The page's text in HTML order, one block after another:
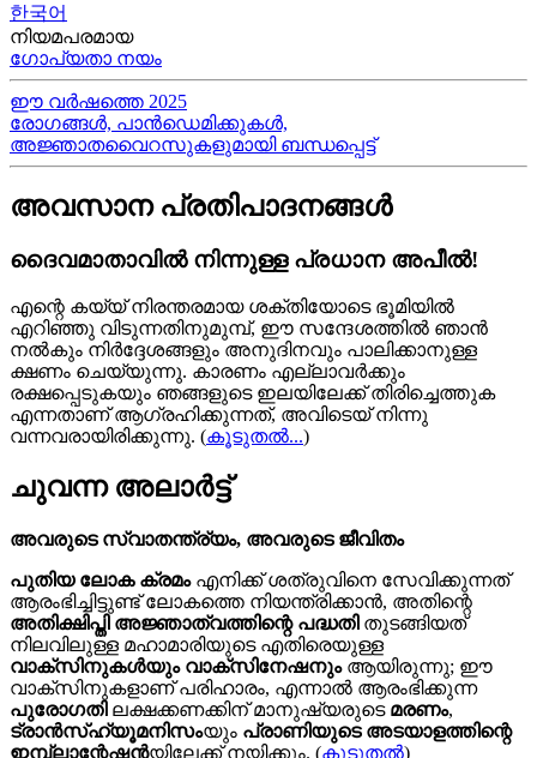
한국어
നിയമപരമായ
ഗോപ്യതാ നയം
ഈ വർഷത്തെ 2025
രോഗങ്ങൾ, പാൻഡെമിക്കുകൾ,
അജ്ഞാതവൈറസുകളുമായി ബന്ധപ്പെട്ട്
അവസാന പ്രതിപാദനങ്ങൾ
ദൈവമാതാവിൽ നിന്നുള്ള പ്രധാന അപീൽ!
എന്റെ കയ്യ്‍ നിരന്തരമായ ശക്തിയോടെ ഭൂമിയിൽ
എറിഞ്ഞു വിടുന്നതിനുമുമ്പ്, ഈ സന്ദേശത്തിൽ ഞാൻ
നൽകും നിർദ്ദേശങ്ങളും അനുദിനവും പാലിക്കാനുള്ള
ക്ഷണം ചെയ്യുന്നു. കാരണം എല്ലാവർക്കും
രക്ഷപ്പെടുകയും ഞങ്ങളുടെ ഇലയിലേക്ക് തിരിച്ചെത്തുക
എന്നതാണ് ആഗ്രഹിക്കുന്നത്, അവിടെയ്‍ നിന്നു
വന്നവരായിരിക്കുന്നു. (കൂടുതൽ...)
ചുവന്ന അലാർട്ട്
അവരുടെ സ്വാതന്ത്ര്യം, അവരുടെ ജീവിതം
പുതിയ ലോക ക്രമംഎനിക്ക് ശത്രുവിനെ സേവിക്കുന്നത്
ആരംഭിച്ചിട്ടുണ്ട് ലോകത്തെ നിയന്ത്രിക്കാൻ, അതിന്റെ
അതിക്ഷിപ്തി അജ്ഞാത്വത്തിന്റെ പദ്ധതിതുടങ്ങിയത്
നിലവിലുള്ള മഹാമാരിയുടെ എതിരെയുള്ള
വാക്സിനുകൾയും വാക്സിനേഷനുംആയിരുന്നു; ഈ
വാക്സിനുകളാണ് പരിഹാരം, എന്നാൽ ആരംഭിക്കുന്ന
പുരോഗതിലക്ഷക്കണക്കിന് മാനുഷ്യരുടെ മരണം,
ട്രാൻസ്ഹ്യൂമനിസംയും പ്രാണിയുടെ അടയാളത്തിന്റെ
ഇമ്പ്ലാന്റേഷൻയിലേക്ക് നയിക്കും. (കൂടുതൽ)